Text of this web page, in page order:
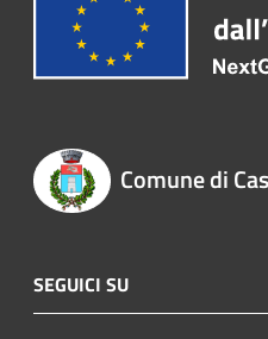
Comune di
SEGUICI SU